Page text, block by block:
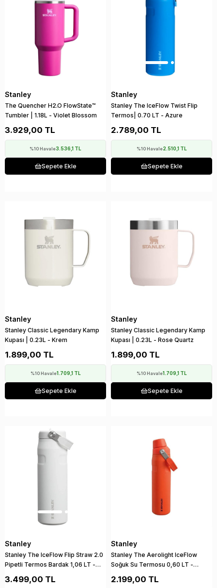
Stanley
The Quencher H2.O FlowState™
Tumbler | 1.18L - Violet Blossom
3.929,00 TL
%10 Havale3.536,1 TL
Sepete Ekle
Stanley
Stanley The IceFlow Twist Flip
Termos| 0.70 LT - Azure
2.789,00 TL
%10 Havale2.510,1 TL
Sepete Ekle
Stanley
Stanley Classic Legendary Kamp
Kupası | 0.23L - Krem
1.899,00 TL
%10 Havale1.709,1 TL
Sepete Ekle
Stanley
Stanley Classic Legendary Kamp
Kupası | 0.23L - Rose Quartz
1.899,00 TL
%10 Havale1.709,1 TL
Sepete Ekle
Stanley
Stanley The IceFlow Flip Straw 2.0
Pipetli Termos Bardak 1,06 LT -
3.499,00 TL
Stanley
Stanley The Aerolight IceFlow
Soğuk Su Termosu 0,60 LT -
2.199,00 TL